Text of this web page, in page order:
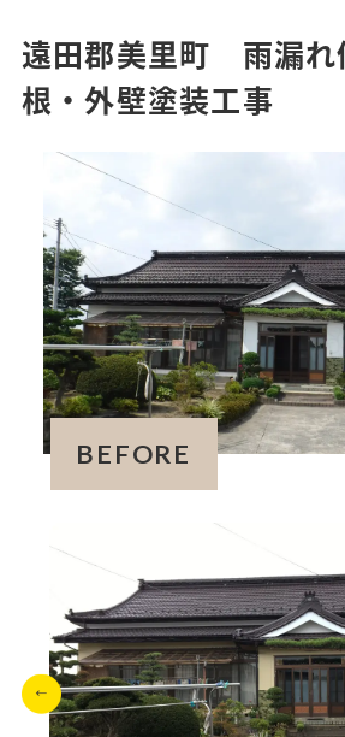
遠田郡美里町 雨漏れ
根・外壁塗装工事
BEFORE